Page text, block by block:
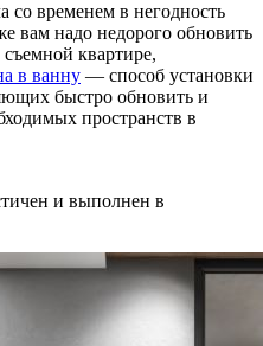
со временем в негодность
вам надо недорого обновить
квартире,
в ванну — способ установки
быстро обновить и
пространств в
и выполнен в